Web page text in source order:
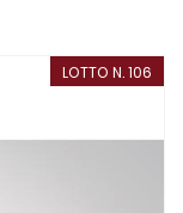
LOTTO N. 106